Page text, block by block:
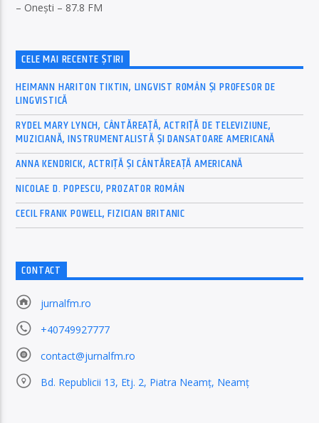
– Onești – 87.8 FM
CELE MAI RECENTE ȘTIRI
HEIMANN HARITON TIKTIN, LINGVIST ROMÂN ȘI PROFESOR DE
LINGVISTICĂ
RYDEL MARY LYNCH, CÂNTĂREAȚĂ, ACTRIȚĂ DE TELEVIZIUNE,
MUZICIANĂ, INSTRUMENTALISTĂ ȘI DANSATOARE AMERICANĂ
ANNA KENDRICK, ACTRIȚĂ ȘI CÂNTĂREAȚĂ AMERICANĂ
NICOLAE D. POPESCU, PROZATOR ROMÂN
CECIL FRANK POWELL, FIZICIAN BRITANIC
CONTACT
jurnalfm.ro
+40749927777
contact@jurnalfm.ro
Bd. Republicii 13, Etj. 2, Piatra Neamț, Neamț